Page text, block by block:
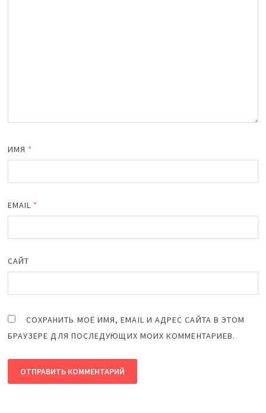
ИМЯ *
EMAIL *
САЙТ
СОХРАНИТЬ МОЁ ИМЯ, EMAIL И АДРЕС САЙТА В ЭТОМ
БРАУЗЕРЕ ДЛЯ ПОСЛЕДУЮЩИХ МОИХ КОММЕНТАРИЕВ.